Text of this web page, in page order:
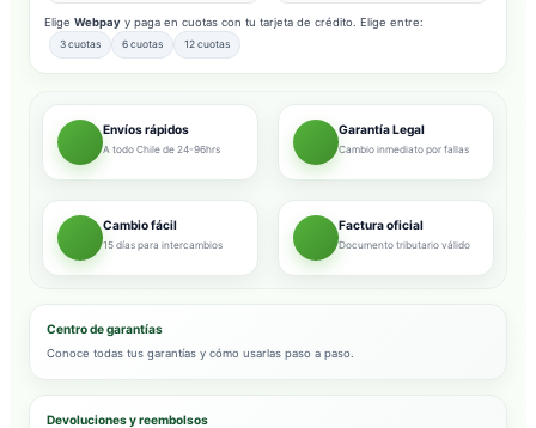
Elige Webpay y paga en cuotas con tu tarjeta de crédito. Elige entre:
3 cuotas 6 cuotas 12 cuotas
Envíos rápidos
A todo Chile de 24-96hrs
Garantía Legal
Cambio inmediato por fallas
Cambio fácil
15 días para intercambios
Factura oficial
Documento tributario válido
Centro de garantías
Conoce todas tus garantías y cómo usarlas paso a paso.
Devoluciones y reembolsos